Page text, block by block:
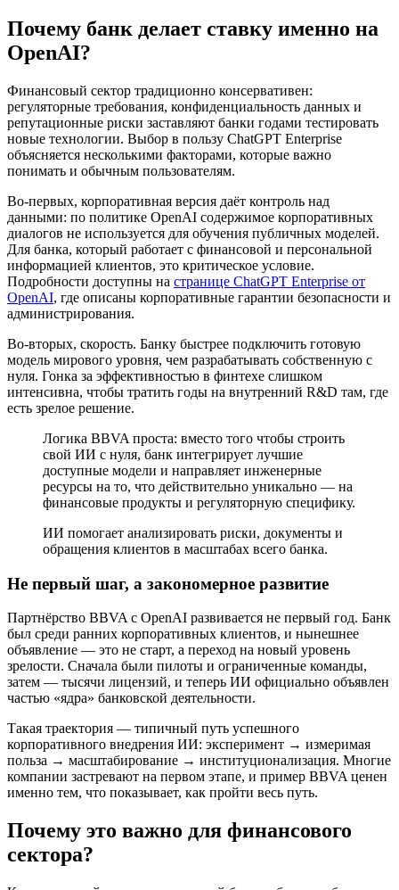
Почему банк делает ставку именно на
OpenAI?
Финансовый сектор традиционно консервативен:
регуляторные требования, конфиденциальность данных и
репутационные риски заставляют банки годами тестировать
новые технологии. Выбор в пользу ChatGPT Enterprise
объясняется несколькими факторами, которые важно
понимать и обычным пользователям.
Во-первых, корпоративная версия даёт контроль над
данными: по политике OpenAI содержимое корпоративных
диалогов не используется для обучения публичных моделей.
Для банка, который работает с финансовой и персональной
информацией клиентов, это критическое условие.
Подробности доступны на странице ChatGPT Enterprise от
OpenAI, где описаны корпоративные гарантии безопасности и
администрирования.
Во-вторых, скорость. Банку быстрее подключить готовую
модель мирового уровня, чем разрабатывать собственную с
нуля. Гонка за эффективностью в финтехе слишком
интенсивна, чтобы тратить годы на внутренний R&D там, где
есть зрелое решение.
Логика BBVA проста: вместо того чтобы строить
свой ИИ с нуля, банк интегрирует лучшие
доступные модели и направляет инженерные
ресурсы на то, что действительно уникально — на
финансовые продукты и регуляторную специфику.
ИИ помогает анализировать риски, документы и
обращения клиентов в масштабах всего банка.
Не первый шаг, а закономерное развитие
Партнёрство BBVA с OpenAI развивается не первый год. Банк
был среди ранних корпоративных клиентов, и нынешнее
объявление — это не старт, а переход на новый уровень
зрелости. Сначала были пилоты и ограниченные команды,
затем — тысячи лицензий, и теперь ИИ официально объявлен
частью «ядра» банковской деятельности.
Такая траектория — типичный путь успешного
корпоративного внедрения ИИ: эксперимент → измеримая
польза → масштабирование → институционализация. Многие
компании застревают на первом этапе, и пример BBVA ценен
именно тем, что показывает, как пройти весь путь.
Почему это важно для финансового
сектора?